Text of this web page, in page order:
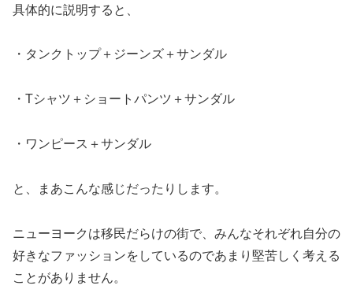
具体的に説明すると、
・タンクトップ＋ジーンズ＋サンダル
・Tシャツ＋ショートパンツ＋サンダル
・ワンピース＋サンダル
と、まあこんな感じだったりします。
ニューヨークは移民だらけの街で、みんなそれぞれ自分の
好きなファッションをしているのであまり堅苦しく考える
ことがありません。